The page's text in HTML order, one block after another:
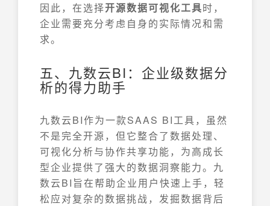
因此，在选择开源数据可视化工具时，
企业需要充分考虑自身的实际情况和需
求。
五、九数云BI：企业级数据分
析的得力助手
九数云BI作为一款SAAS BI工具，虽然
不是完全开源，但它整合了数据处理、
可视化分析与协作共享功能，为高成长
型企业提供了强大的数据洞察能力。九
数云BI旨在帮助企业用户快速上手，轻
松应对复杂的数据挑战，发掘数据背后